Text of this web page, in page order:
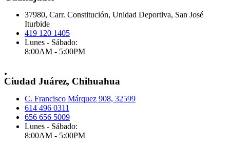
37980, Carr. Constitución, Unidad Deportiva, San José
Iturbide
419 120 1405
Lunes - Sábado:
8:00AM - 5:00PM
.
Ciudad Juárez, Chihuahua
C. Francisco Márquez 908, 32599
614 496 0311
656 656 5009
Lunes - Sábado:
8:00AM - 5:00PM